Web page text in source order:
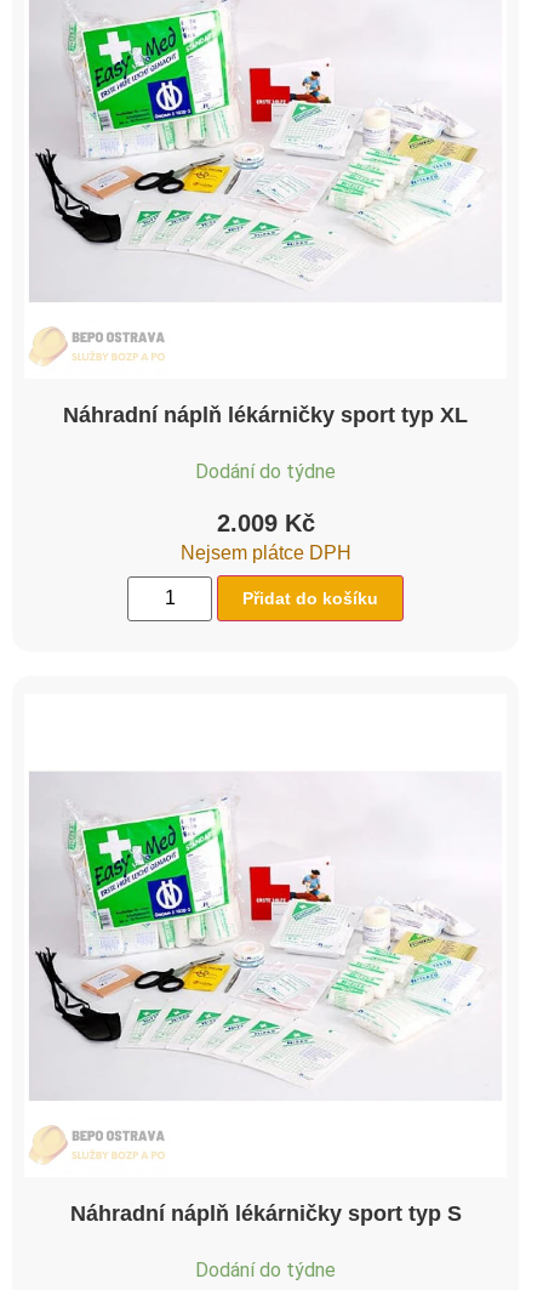
Náhradní náplň lékárničky sport typ XL
Dodání do týdne
2.009 Kč
Nejsem plátce DPH
Přidat do košíku
Náhradní náplň lékárničky sport typ S
Dodání do týdne